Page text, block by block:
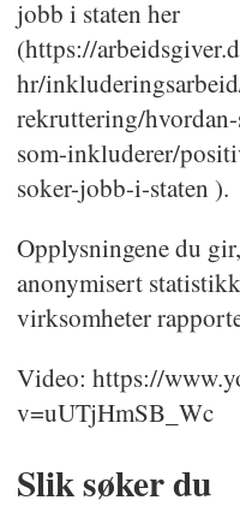
jobb i staten her
(https://
hr/
rekruttering/
som-inkluderer/
soker-jobb-i-staten ).
Opplysningene du
anonymisert
virksomheter
Video: https://
v=uUTjHmSB_Wc
Slik søker du